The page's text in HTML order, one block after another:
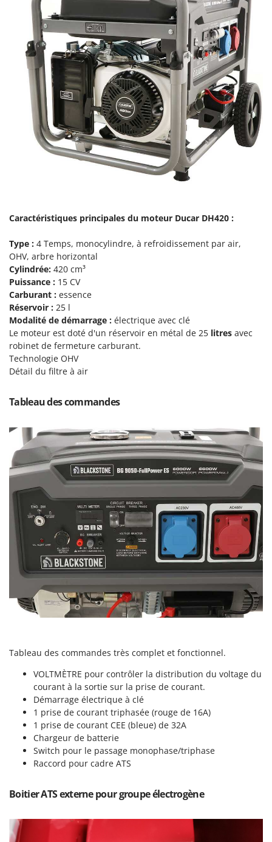
Taille-haies à bras pour tracteur
Tarières
Tondeuses à Gazon
Tondeuses autoportées
Tondeuses débroussailleuses thermiques
Trancheuses
Trancheuses de sol
Transpalettes
Treuils de débardage
Vibroculteurs à tracteur
Komo
Laica
Lampacrescia - MGM
Landxcape
LAR Casalinghi
Lavor
Linea VZ
Lisam
M.A.I.BO.
Macte Ovens
Makita
MAMMAMIA
Marcato
Marina Systems
Master
Mastercook
Masterpro
McCulloch
Michelin
Mille
Minox
Mockmill
More than chef
MOSA
MOVA
Mowox
MTD
N
New O.M.R.A.
Ninja
Novatec
Novital
NuAir
NuovaFac
Officine Savioli
Olix
Omas
Caractéristiques principales du moteur Ducar DH420 :
Type : 4 Temps, monocylindre, à refroidissement par air,
OHV, arbre horizontal
Cylindrée: 420 cm³
Puissance : 15 CV
Carburant : essence
Réservoir : 25 l
Modalité de démarrage : électrique avec clé
Le moteur est doté d'un réservoir en métal de 25 litres avec
robinet de fermeture carburant.
Technologie OHV
Détail du filtre à air
Tableau des commandes
Tableau des commandes très complet et fonctionnel.
VOLTMÈTRE pour contrôler la distribution du voltage du
courant à la sortie sur la prise de courant.
Démarrage électrique à clé
1 prise de courant triphasée (rouge de 16A)
1 prise de courant CEE (bleue) de 32A
Chargeur de batterie
Switch pour le passage monophase/triphase
Raccord pour cadre ATS
Boitier ATS externe pour groupe électrogène